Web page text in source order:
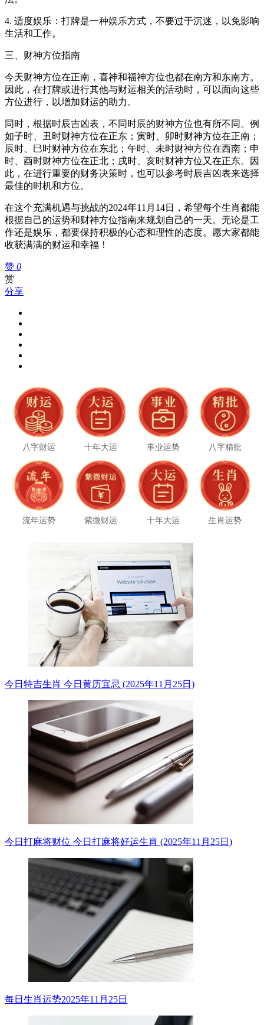
4. 适度娱乐：打牌是一种娱乐方式，不要过于沉迷，以免影响
生活和工作。
三、财神方位指南
今天财神方位在正南，喜神和福神方位也都在南方和东南方。
因此，在打牌或进行其他与财运相关的活动时，可以面向这些
方位进行，以增加财运的助力。
同时，根据时辰吉凶表，不同时辰的财神方位也有所不同。例
如子时、丑时财神方位在正东；寅时、卯时财神方位在正南；
辰时、巳时财神方位在东北；午时、未时财神方位在西南；申
时、酉时财神方位在正北；戌时、亥时财神方位又在正东。因
此，在进行重要的财务决策时，也可以参考时辰吉凶表来选择
最佳的时机和方位。
在这个充满机遇与挑战的2024年11月14日，希望每个生肖都能
根据自己的运势和财神方位指南来规划自己的一天。无论是工
作还是娱乐，都要保持积极的心态和理性的态度。愿大家都能
收获满满的财运和幸福！
赞 0
赏
分享
八字财运 十年大运 事业运势 八字精批
流年运势 紫微财运 十年大运 生肖运势
今日特吉生肖 今日黄历宜忌 (2025年11月25日)
今日打麻将财位 今日打麻将好运生肖 (2025年11月25日)
每日生肖运势2025年11月25日